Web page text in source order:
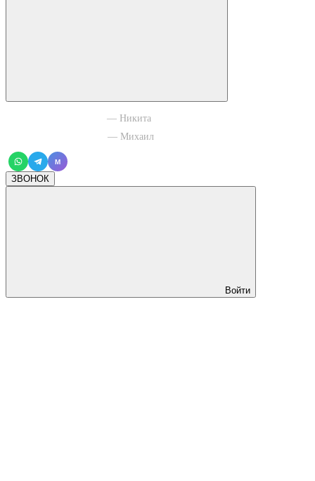
— Никита
— Михаил
M
ЗВОНОК
Войти